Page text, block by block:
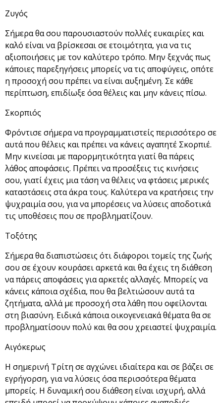
Ζυγός
Σήμερα θα σου παρουσιαστούν πολλές ευκαιρίες και
καλό είναι να βρίσκεσαι σε ετοιμότητα, για να τις
αξιοποιήσεις με τον καλύτερο τρόπο. Μην ξεχνάς πως
κάποιες παρεξηγήσεις μπορείς να τις αποφύγεις, οπότε
η προσοχή σου πρέπει να είναι αυξημένη. Σε κάθε
περίπτωση, επιδίωξε όσα θέλεις και μην κάνεις πίσω.
Σκορπιός
Φρόντισε σήμερα να προγραμματιστείς περισσότερο σε
αυτά που θέλεις και πρέπει να κάνεις αγαπητέ Σκορπιέ.
Μην κινείσαι με παρορμητικότητα γιατί θα πάρεις
λάθος αποφάσεις. Πρέπει να προσέξεις τις κινήσεις
σου, γιατί έχεις μια τάση να θέλεις να φτάσεις μερικές
καταστάσεις στα άκρα τους. Καλύτερα να κρατήσεις την
ψυχραιμία σου, για να μπορέσεις να λύσεις αποδοτικά
τις υποθέσεις που σε προβληματίζουν.
Τοξότης
Σήμερα θα διαπιστώσεις ότι διάφοροι τομείς της ζωής
σου σε έχουν κουράσει αρκετά και θα έχεις τη διάθεση
να πάρεις αποφάσεις για αρκετές αλλαγές. Μπορείς να
κάνεις κάποια σχέδια, που θα βελτιώσουν αυτά τα
ζητήματα, αλλά με προσοχή στα λάθη που οφείλονται
στη βιασύνη. Ειδικά κάποια οικογενειακά θέματα θα σε
προβληματίσουν πολύ και θα σου χρειαστεί ψυχραιμία.
Αιγόκερως
Η σημερινή Τρίτη σε αγχώνει ιδιαίτερα και σε βάζει σε
εγρήγορση, για να λύσεις όσα περισσότερα θέματα
μπορείς. Η δυναμική σου διάθεση είναι ισχυρή, αλλά